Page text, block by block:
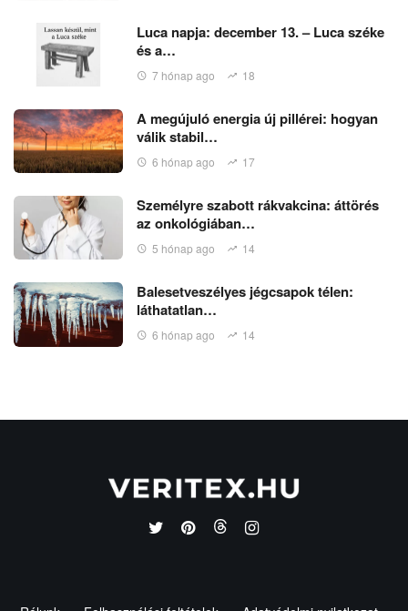
Luca napja: december 13. – Luca széke
és a…
7 hónap ago 18
A megújuló energia új pillérei: hogyan
válik stabil…
6 hónap ago 17
Személyre szabott rákvakcina: áttörés
az onkológiában…
5 hónap ago 14
Balesetveszélyes jégcsapok télen:
láthatatlan…
6 hónap ago 14